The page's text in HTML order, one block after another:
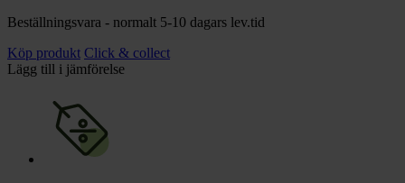
Beställningsvara - normalt 5-10 dagars lev.tid
Köp produkt Click & collect
Lägg till i jämförelse